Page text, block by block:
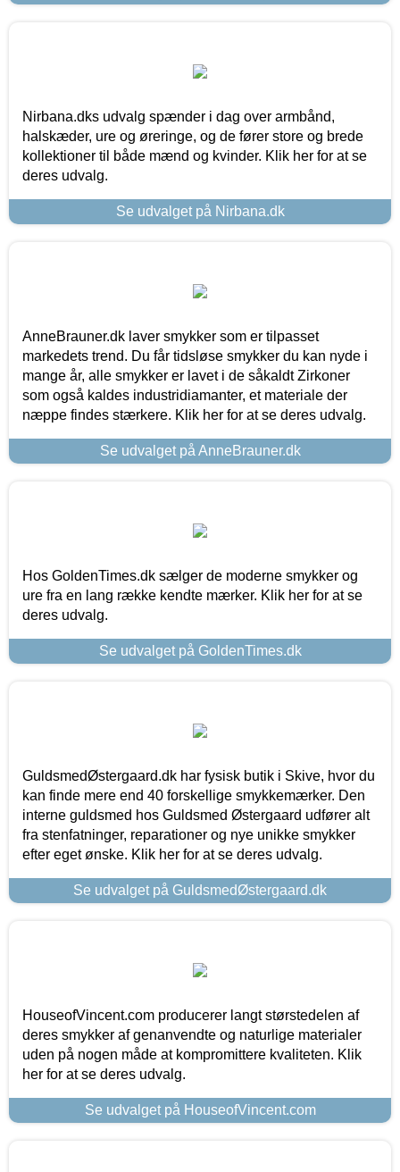
Nirbana.dks udvalg spænder i dag over armbånd,
halskæder, ure og øreringe, og de fører store og brede
kollektioner til både mænd og kvinder. Klik her for at se
deres udvalg.
Se udvalget på Nirbana.dk
AnneBrauner.dk laver smykker som er tilpasset
markedets trend. Du får tidsløse smykker du kan nyde i
mange år, alle smykker er lavet i de såkaldt Zirkoner
som også kaldes industridiamanter, et materiale der
næppe findes stærkere. Klik her for at se deres udvalg.
Se udvalget på AnneBrauner.dk
Hos GoldenTimes.dk sælger de moderne smykker og
ure fra en lang række kendte mærker. Klik her for at se
deres udvalg.
Se udvalget på GoldenTimes.dk
GuldsmedØstergaard.dk har fysisk butik i Skive, hvor du
kan finde mere end 40 forskellige smykkemærker. Den
interne guldsmed hos Guldsmed Østergaard udfører alt
fra stenfatninger, reparationer og nye unikke smykker
efter eget ønske. Klik her for at se deres udvalg.
Se udvalget på GuldsmedØstergaard.dk
HouseofVincent.com producerer langt størstedelen af
deres smykker af genanvendte og naturlige materialer
uden på nogen måde at kompromittere kvaliteten. Klik
her for at se deres udvalg.
Se udvalget på HouseofVincent.com